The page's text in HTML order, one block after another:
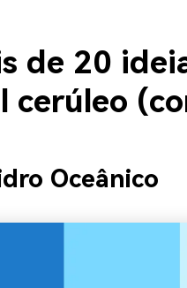
de 20
cerúleo
Oceânico